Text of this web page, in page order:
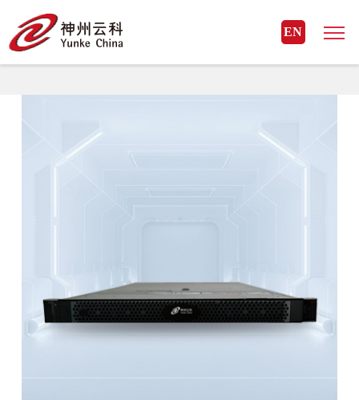
MK体育(国际)官方网站
EN
MK体育(国际)官方网站> 云科计算> 服务器